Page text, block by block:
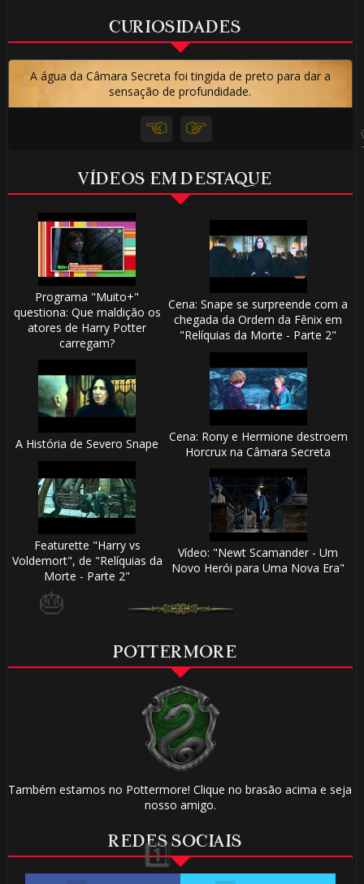
CURIOSIDADES
A água da Câmara Secreta foi tingida de preto para dar a
sensação de profundidade.
VÍDEOS EM DESTAQUE
Programa "Muito+"
questiona: Que maldição os
atores de Harry Potter
carregam?
Cena: Snape se surpreende com a
chegada da Ordem da Fênix em
"Relíquias da Morte - Parte 2"
A História de Severo Snape
Cena: Rony e Hermione destroem
Horcrux na Câmara Secreta
Featurette "Harry vs
Voldemort", de "Relíquias da
Morte - Parte 2"
Vídeo: "Newt Scamander - Um
Novo Herói para Uma Nova Era"
POTTERMORE
Também estamos no Pottermore! Clique no brasão acima e seja
nosso amigo.
REDES SOCIAIS
🎂
🎂
🎈
⚡